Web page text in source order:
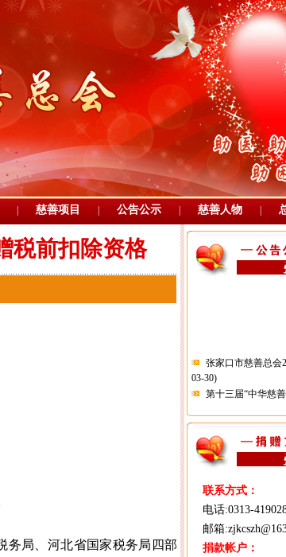
慈善项目 公告公示 慈善人物
税前扣除资格
局、河北省国家税务局四部
张家口市慈善总会
03-30)
第十三届“中华慈
张家口市慈善总会
03-06)
张家口市慈善总会
张家口市慈善总
03-13)
账捐款捐赠公示(2023-
2022年度全国慈善
示公告(2023-03-27)
联系方式：
电话:0313-
邮箱
捐款帐户：